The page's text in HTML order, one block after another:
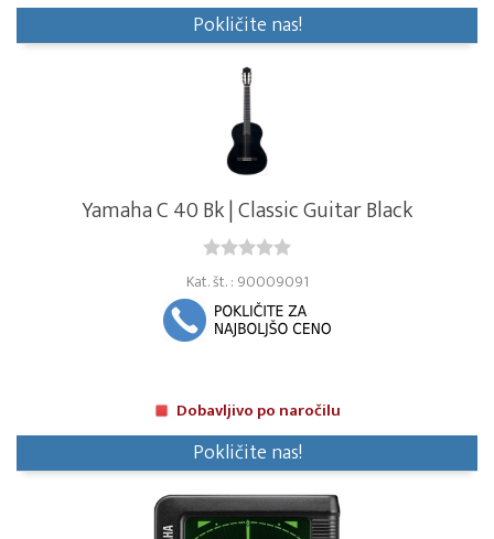
Pokličite nas!
Yamaha C 40 Bk | Classic Guitar Black
Kat. št. : 90009091
Dobavljivo po naročilu
Pokličite nas!